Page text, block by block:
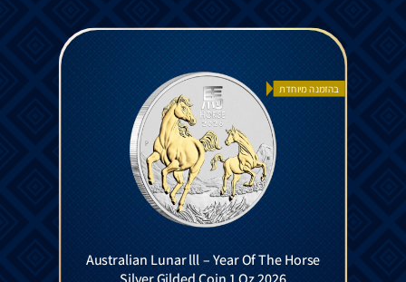
בהזמנה מיוחדת
Australian Lunar lll – Year Of The Horse